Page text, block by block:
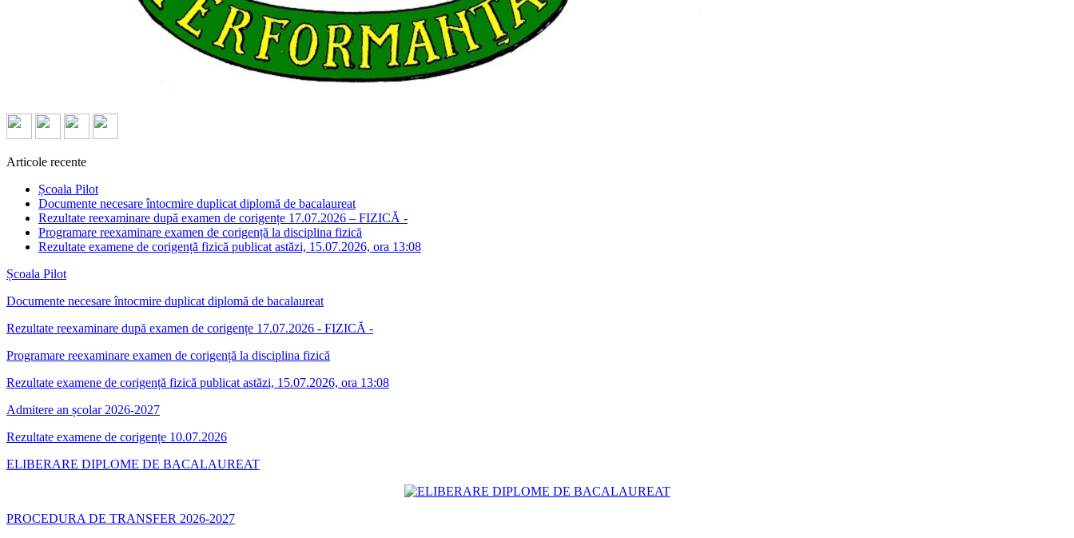
Articole recente
Școala Pilot
Documente necesare întocmire duplicat diplomă de bacalaureat
Rezultate reexaminare după examen de corigențe 17.07.2026 – FIZICĂ -
Programare reexaminare examen de corigență la disciplina fizică
Rezultate examene de corigență fizică publicat astăzi, 15.07.2026, ora 13:08
Școala Pilot
Documente necesare întocmire duplicat diplomă de bacalaureat
Rezultate reexaminare după examen de corigențe 17.07.2026 - FIZICĂ -
Programare reexaminare examen de corigență la disciplina fizică
Rezultate examene de corigență fizică publicat astăzi, 15.07.2026, ora 13:08
Admitere an școlar 2026-2027
Rezultate examene de corigențe 10.07.2026
ELIBERARE DIPLOME DE BACALAUREAT
PROCEDURA DE TRANSFER 2026-2027